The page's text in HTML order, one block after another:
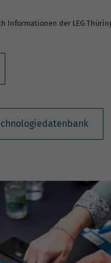
Informationen der LEG